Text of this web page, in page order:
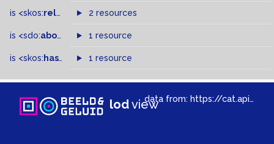
is <skos:related > of2 resources
is <sdo:about of 1 resource
is <skos: hasTopConcept >of
1 resource
lodviewdata from: https://cat.apis.beeldengeluid.nl/sparql